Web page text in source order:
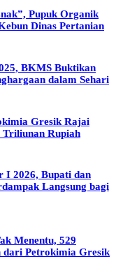
Pupuk Organik
Dinas Pertanian
BKMS Buktikan
dalam Sehari
Gresik Rajai
Triliunan Rupiah
I 2026, Bupati dan
Langsung bagi
Menentu, 529
dari Petrokimia Gresik